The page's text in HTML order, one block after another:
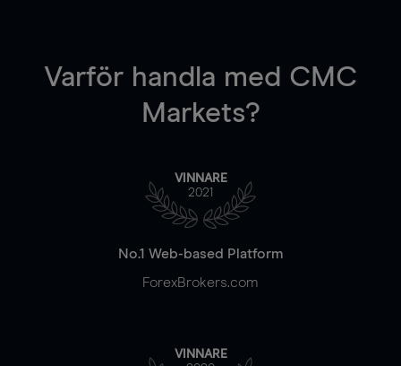
Varför handla med CMC
Markets?
VINNARE
2021
No.1 Web-based Platform
ForexBrokers.com
VINNARE